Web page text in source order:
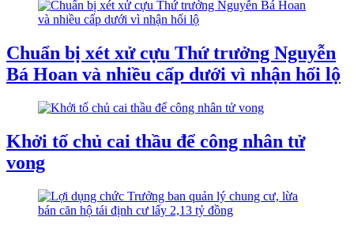
Chuẩn bị xét xử cựu Thứ trưởng Nguyễn
Bá Hoan và nhiều cấp dưới vì nhận hối lộ
Khởi tố chủ cai thầu để công nhân tử
vong